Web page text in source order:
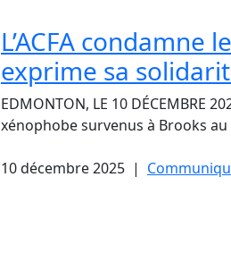
L’ACFA
exprime sa
EDMONTON, LE 10 DÉCEMBRE
xénophobe survenus à Brooks
10 décembre 2025 |